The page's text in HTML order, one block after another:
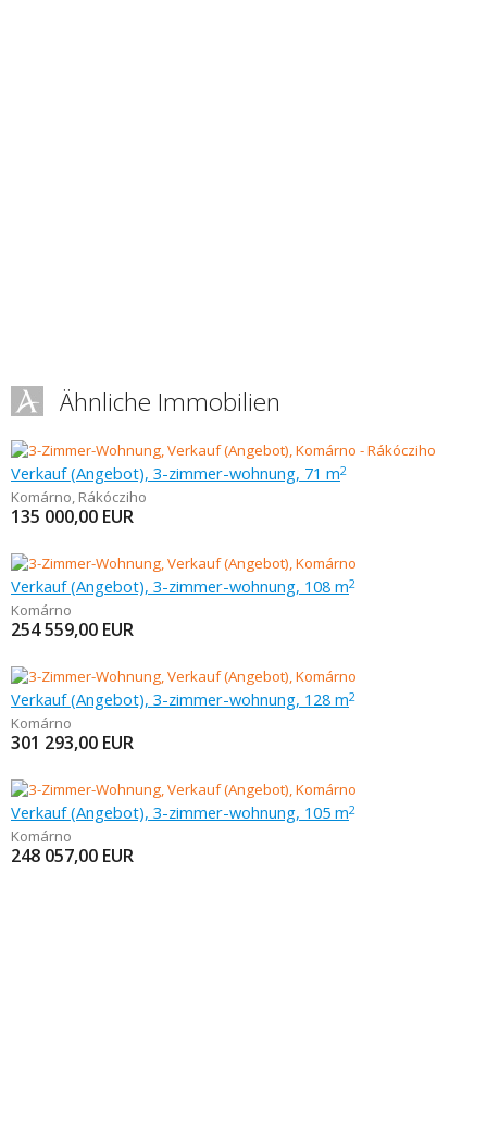
Ähnliche Immobilien
Verkauf (Angebot), 3-zimmer-wohnung, 71 m2
Komárno, Rákócziho
135 000,00 EUR
Verkauf (Angebot), 3-zimmer-wohnung, 108 m2
Komárno
254 559,00 EUR
Verkauf (Angebot), 3-zimmer-wohnung, 128 m2
Komárno
301 293,00 EUR
Verkauf (Angebot), 3-zimmer-wohnung, 105 m2
Komárno
248 057,00 EUR